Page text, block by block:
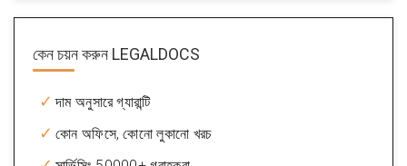
কেন চয়ন করুন LEGALDOCS
দাম অনুসারে গ্যারান্টি
কোন অফিসে, কোনো লুকানো খরচ